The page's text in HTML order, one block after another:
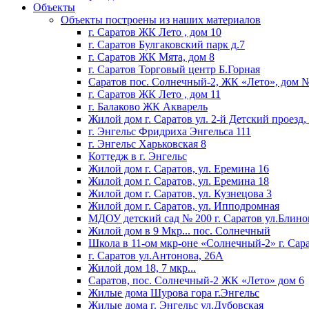
Объекты
Объекты построены из наших материалов
г. Саратов ЖК Лето , дом 10
г. Саратов Булгаковский парк д.7
г. Саратов ЖК Мята, дом 8
г. Саратов Торговый центр Б.Горная
Саратов пос. Солнечный-2, ЖК «Лето», дом
г. Саратов ЖК Лето , дом 11
г. Балаково ЖК Акварель
Жилой дом г. Саратов ул. 2-й Детский проезд,
г. Энгельс Фридриха Энгельса 111
г. Энгельс Харьковская 8
Коттедж в г. Энгельс
Жилой дом г. Саратов, ул. Еремина 16
Жилой дом г. Саратов, ул. Еремина 18
Жилой дом г. Саратов, ул. Кузнецова 3
Жилой дом г. Саратов, ул. Ипподромная
МДОУ детский сад № 200 г. Саратов
Жилой дом в 9 Мкр... пос. Солнечный
Школа в 11-ом мкр-оне «Солнечный-2» г.
г. Саратов ул.Антонова, 26А
Жилой дом 18, 7 мкр...
Саратов, пос. Солнечный-2 ЖК «Лето» дом 6
Жилые дома Шурова гора г.Энгельс
Жилые дома г. Энгельс ул.Дубовская